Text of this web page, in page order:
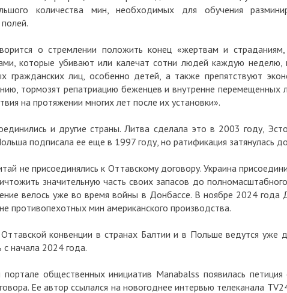
количества мин, необходимых для обучения
о стремлении положить конец «жертвам и
которые убивают или калечат сотни людей каждую неделю,
гражданских лиц, особенно детей, а также препятствуют
тормозят репатриацию беженцев и внутренне перемещенных
на протяжении многих лет после их установки».
и другие страны. Литва сделала это в 2003 году,
подписала ее еще в 1997 году, но ратификация затянулась
не присоединялись к Оттавскому договору. Украина
значительную часть своих запасов до
велось уже во время войны в Донбассе. В ноябре 2024 года
противопехотных мин американского производства.
конвенции в странах Балтии и в Польше ведутся уже
с начала 2024 года.
общественных инициатив Manabalss появилась
Ее автор ссылался на новогоднее интервью телеканала